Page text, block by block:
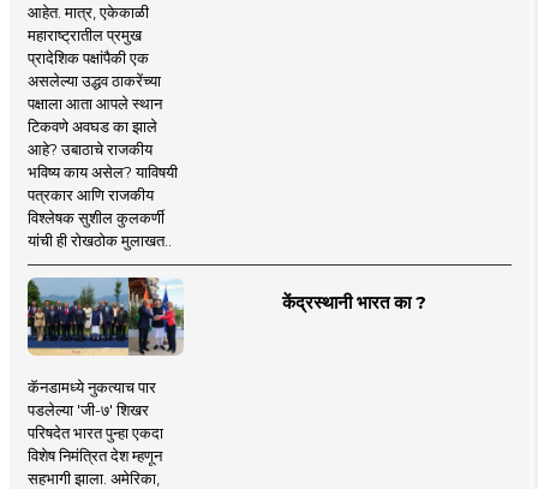
आहेत. मात्र, एकेकाळी
महाराष्ट्रातील प्रमुख
प्रादेशिक पक्षांपैकी एक
असलेल्या उद्धव ठाकरेंच्या
पक्षाला आता आपले स्थान
टिकवणे अवघड का झाले
आहे? उबाठाचे राजकीय
भविष्य काय असेल? याविषयी
पत्रकार आणि राजकीय
विश्लेषक सुशील कुलकर्णी
यांची ही रोखठोक मुलाखत..
केंद्रस्थानी भारत का ?
कॅनडामध्ये नुकत्याच पार
पडलेल्या 'जी-७' शिखर
परिषदेत भारत पुन्हा एकदा
विशेष निमंत्रित देश म्हणून
सहभागी झाला. अमेरिका,